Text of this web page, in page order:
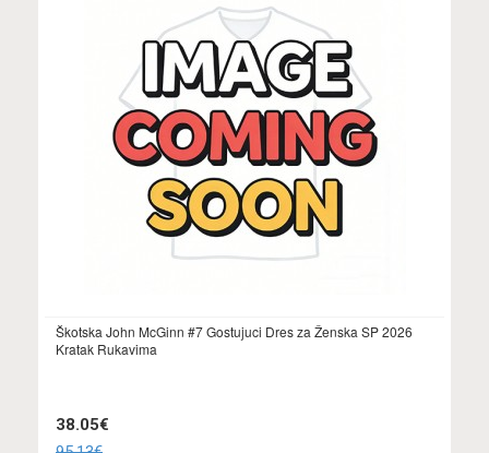
Škotska John McGinn #7 Gostujuci Dres za Ženska SP 2026
Kratak Rukavima
38.05€